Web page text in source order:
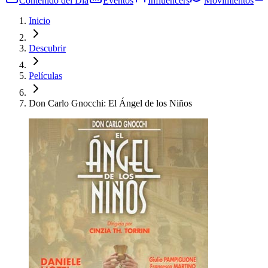
Inicio
Descubrir
Películas
Don Carlo Gnocchi: El Ángel de los Niños